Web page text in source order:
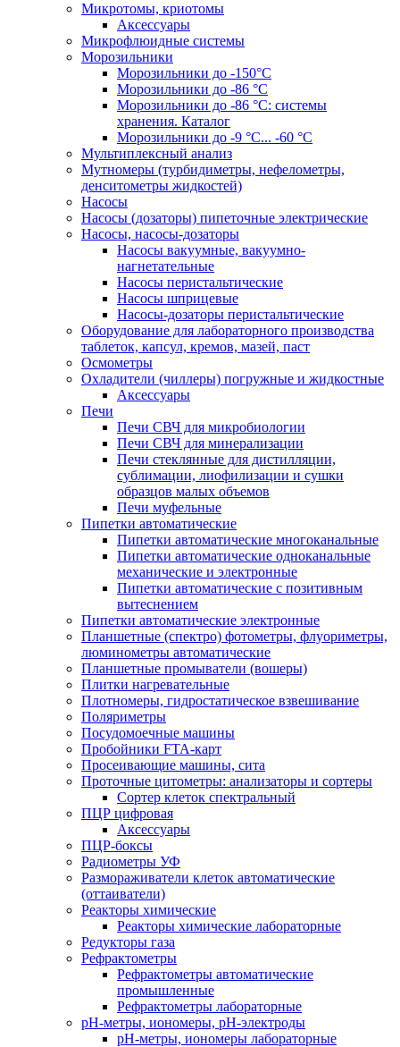
Микротомы, криотомы
Аксессуары
Микрофлюидные системы
Морозильники
Морозильники до -150°С
Морозильники до -86 °C
Морозильники до -86 °C: системы
хранения. Каталог
Морозильники до -9 °C... -60 °C
Мультиплексный анализ
Мутномеры (турбидиметры, нефелометры,
денситометры жидкостей)
Насосы
Насосы (дозаторы) пипеточные электрические
Насосы, насосы-дозаторы
Насосы вакуумные, вакуумно-
нагнетательные
Насосы перистальтические
Насосы шприцевые
Насосы-дозаторы перистальтические
Оборудование для лабораторного производства
таблеток, капсул, кремов, мазей, паст
Осмометры
Охладители (чиллеры) погружные и жидкостные
Аксессуары
Печи
Печи СВЧ для микробиологии
Печи СВЧ для минерализации
Печи стеклянные для дистилляции,
сублимации, лиофилизации и сушки
образцов малых объемов
Печи муфельные
Пипетки автоматические
Пипетки автоматические многоканальные
Пипетки автоматические одноканальные
механические и электронные
Пипетки автоматические с позитивным
вытеснением
Пипетки автоматические электронные
Планшетные (спектро) фотометры, флуориметры,
люминометры автоматические
Планшетные промыватели (вошеры)
Плитки нагревательные
Плотномеры, гидростатическое взвешивание
Поляриметры
Посудомоечные машины
Пробойники FTA-карт
Просеивающие машины, сита
Проточные цитометры: анализаторы и сортеры
Сортер клеток спектральный
ПЦР цифровая
Аксессуары
ПЦР-боксы
Радиометры УФ
Размораживатели клеток автоматические
(оттаиватели)
Реакторы химические
Реакторы химические лабораторные
Редукторы газа
Рефрактометры
Рефрактометры автоматические
промышленные
Рефрактометры лабораторные
рН-метры, иономеры, рН-электроды
рН-метры, иономеры лабораторные